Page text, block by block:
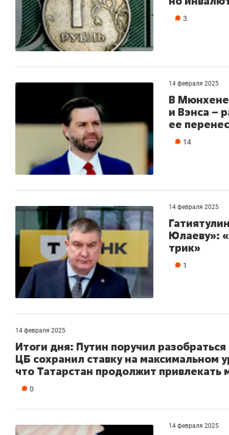
3
14 февраля 2025
В Мюнхене
и Вэнса –
ее
14
14 февраля 2025
Юлаеву»:
трик»
1
14 февраля 2025
Итоги дня: Путин поручил
ЦБ сохранил ставку на максимальном
что Татарстан продолжит привлекать
0
14 февраля 2025